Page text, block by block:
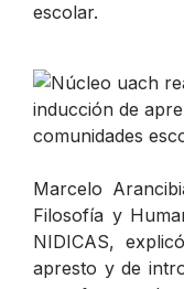
escolar.
Marcelo
Filosofía y
NIDICAS,
apresto y de